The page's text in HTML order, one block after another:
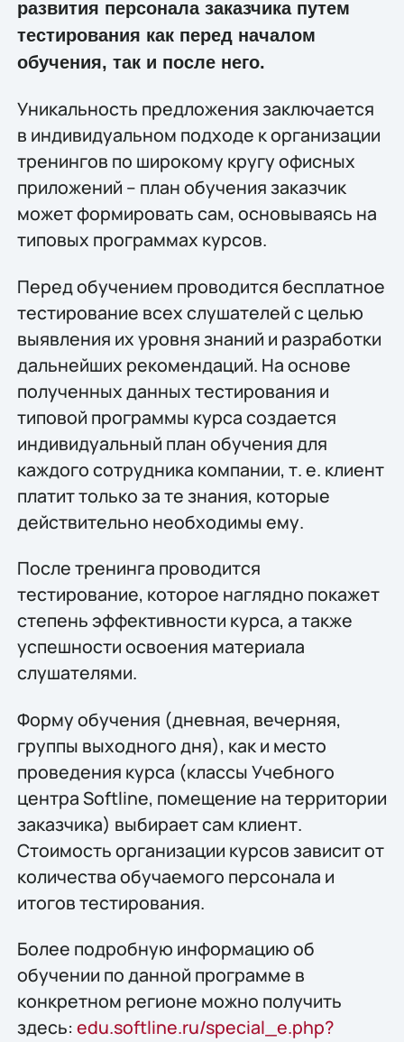
развития персонала заказчика путем
тестирования как перед началом
обучения, так и после него.
Уникальность предложения заключается
в индивидуальном подходе к организации
тренингов по широкому кругу офисных
приложений – план обучения заказчик
может формировать сам, основываясь на
типовых программах курсов.
Перед обучением проводится бесплатное
тестирование всех слушателей с целью
выявления их уровня знаний и разработки
дальнейших рекомендаций. На основе
полученных данных тестирования и
типовой программы курса создается
индивидуальный план обучения для
каждого сотрудника компании, т. е. клиент
платит только за те знания, которые
действительно необходимы ему.
После тренинга проводится
тестирование, которое наглядно покажет
степень эффективности курса, а также
успешности освоения материала
слушателями.
Форму обучения (дневная, вечерняя,
группы выходного дня), как и место
проведения курса (классы Учебного
центра Softline, помещение на территории
заказчика) выбирает сам клиент.
Стоимость организации курсов зависит от
количества обучаемого персонала и
итогов тестирования.
Более подробную информацию об
обучении по данной программе в
конкретном регионе можно получить
здесь: edu.softline.ru/special_e.php?